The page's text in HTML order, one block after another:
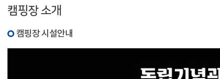
캠핑장 소개
캠핑장 시설안내